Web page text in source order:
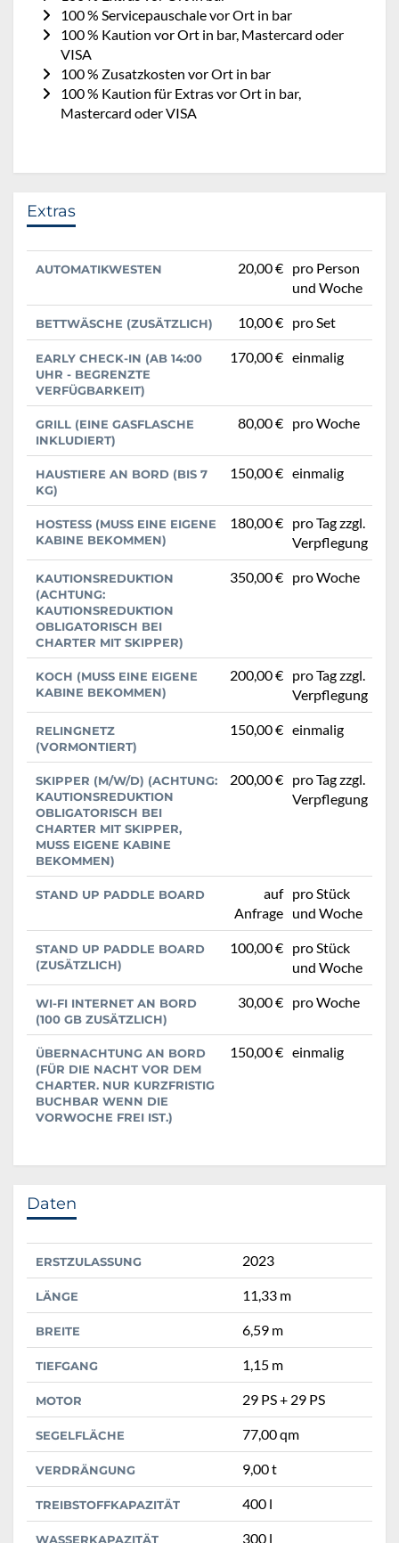
100 % Servicepauschale vor Ort in bar
100 % Kaution vor Ort in bar, Mastercard oder
VISA
100 % Zusatzkosten vor Ort in bar
100 % Kaution für Extras vor Ort in bar,
Mastercard oder VISA
Extras
AUTOMATIKWESTEN 20,00 € pro Person
und Woche
BETTWÄSCHE (ZUSÄTZLICH) 10,00 € pro Set
EARLY CHECK-IN (AB 14:00
UHR - BEGRENZTE
VERFÜGBARKEIT)
170,00 € einmalig
GRILL (EINE GASFLASCHE
INKLUDIERT)
80,00 € pro Woche
HAUSTIERE AN BORD (BIS 7
KG)
150,00 € einmalig
HOSTESS (MUSS EINE EIGENE
KABINE BEKOMMEN)
180,00 € pro Tag zzgl.
Verpflegung
KAUTIONSREDUKTION
(ACHTUNG:
KAUTIONSREDUKTION
OBLIGATORISCH BEI
CHARTER MIT SKIPPER)
350,00 € pro Woche
KOCH (MUSS EINE EIGENE
KABINE BEKOMMEN)
200,00 € pro Tag zzgl.
Verpflegung
RELINGNETZ
(VORMONTIERT)
150,00 € einmalig
SKIPPER (M/W/D) (ACHTUNG:
KAUTIONSREDUKTION
OBLIGATORISCH BEI
CHARTER MIT SKIPPER,
MUSS EIGENE KABINE
BEKOMMEN)
200,00 € pro Tag zzgl.
Verpflegung
STAND UP PADDLE BOARD
auf
Anfrage
pro Stück
und Woche
STAND UP PADDLE BOARD
(ZUSÄTZLICH)
100,00 € pro Stück
und Woche
WI-FI INTERNET AN BORD
(100 GB ZUSÄTZLICH)
30,00 € pro Woche
ÜBERNACHTUNG AN BORD
(FÜR DIE NACHT VOR DEM
CHARTER. NUR KURZFRISTIG
BUCHBAR WENN DIE
VORWOCHE FREI IST.)
150,00 € einmalig
Daten
ERSTZULASSUNG 2023
LÄNGE 11,33 m
BREITE 6,59 m
TIEFGANG 1,15 m
MOTOR 29 PS + 29 PS
SEGELFLÄCHE 77,00 qm
VERDRÄNGUNG 9,00 t
TREIBSTOFFKAPAZITÄT 400 l
WASSERKAPAZITÄT 300 l